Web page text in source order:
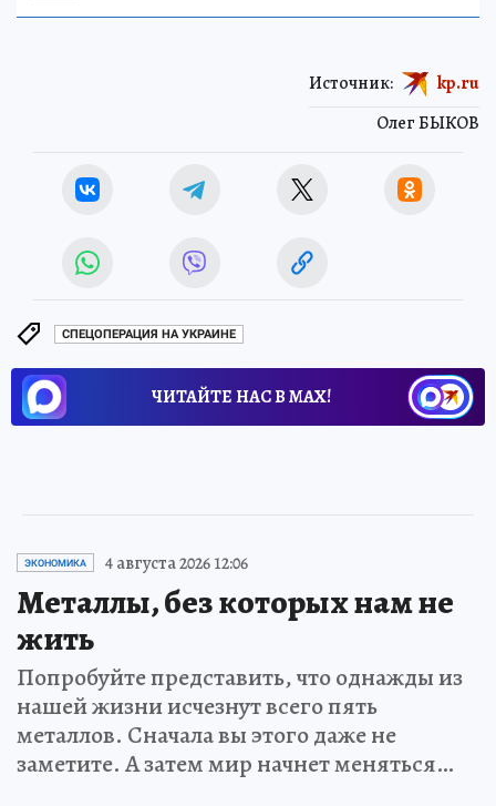
Олег БЫКОВ
Источник: kp.ru
СПЕЦОПЕРАЦИЯ НА УКРАИНЕ
ЧИТАЙТЕ НАС В МАХ!
ЭКОНОМИКА 4 августа 2026 12:06
Металлы, без которых нам не
жить
Попробуйте представить, что однажды из
нашей жизни исчезнут всего пять
металлов. Сначала вы этого даже не
заметите. А затем мир начнет меняться…